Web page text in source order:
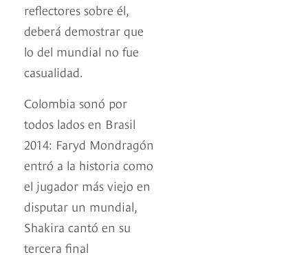
reflectores sobre él,
deberá demostrar que
lo del mundial no fue
casualidad.
Colombia sonó por
todos lados en Brasil
2014: Faryd Mondragón
entró a la historia como
el jugador más viejo en
disputar un mundial,
Shakira cantó en su
tercera final